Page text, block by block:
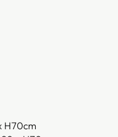
H70cm